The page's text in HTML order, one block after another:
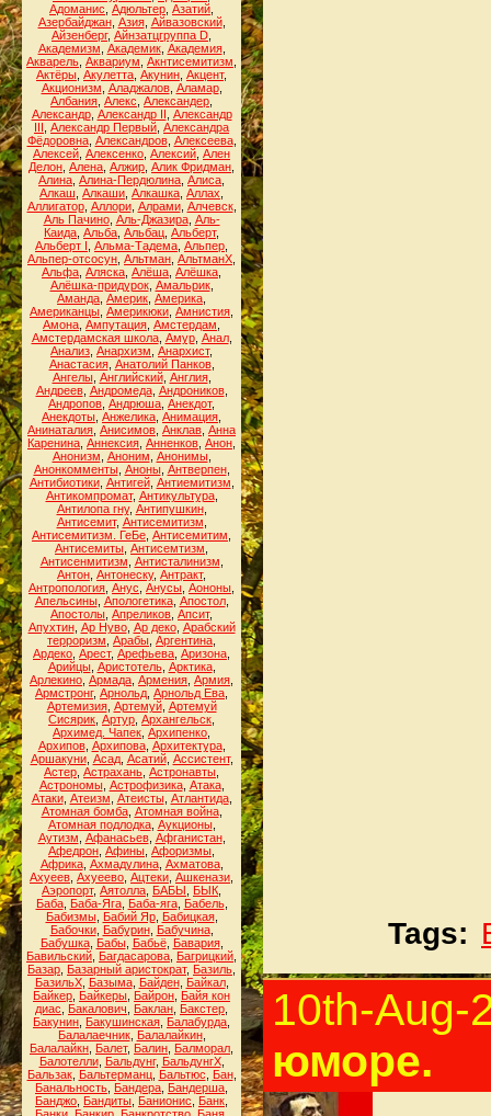
Адоманис Адюльтер Азатий
Азербайджан, Азия, Айвазовский,
Айзенберг, Айнзатцгруппа D
Академизм Академик, Академия,
Акварель Аквариум Акнтисемитизм
Актёры Акулетта Акунин Акцент,
Акционизм Аладжалов, Аламар,
Албания Алекс Александер
Александр, Александр II Александр
III Александр Первый Александра
Фёдоровна, Александров, Алексеева,
Алексей Алексенко Алексий Ален
Делон Алена Алжир Алик Фридман
Алина Алина-Пердюлина Алиса
Алкаш Алкаши Алкашка Аллах
Аллигатор, Аллори, Алрами, Алчевск,
Аль Пачино, Аль-Джазира, Аль-
Каида Альба Альбац Альберт,
Альберт I Альма-Тадема Альпер
Альпер-отсосун Альтман АльтманХ
Альфа Аляска Алёша Алёшка
Алёшка-придурок, Амальрик,
Аманда Америк Америка
Американцы Америкюки Амнистия
Амона Ампутация Амстердам
Амстердамская школа, Амур, Анал,
Анализ Анархизм Анархист,
Анастасия, Анатолий Панков,
Ангелы, Английский, Англия,
Андреев, Андромеда, Андроников,
Андропов Андрюша Анекдот,
Анекдоты Анжелика Анимация
Анинаталия Анисимов Анклав Анна
Каренина Аннексия Анненков Анон
Анонизм Аноним Анонимы,
Анонкомменты, Аноны, Антверпен,
Антибиотики, Антигей, Антиемитизм
Антикомпромат, Антикультура,
Антилопа гну, Антипушкин,
Антисемит, Антисемитизм
Антисемитизм. ГеБе Антисемитим
Антисемиты Антисемтизм
Антисенмитизм Антисталинизм
Антон Антонеску, Антракт,
Антропология Анус Анусы Аононы
Апельсины, Апологетика, Апостол,
Апостолы Апреликов Апсит,
Апухтин, Ар Нуво, Ар деко, Арабский
терроризм Арабы Аргентина
Ардеко Арест, Арефьева Аризона
Арийцы, Аристотель, Арктика,
Арлекино Армада Армения Армия
Армстронг, Арнольд Арнольд Ева
Артемизия, Артемуй, Артемуй
Сисярик Артур Архангельск
Архимед. Чапек Архипенко
Архипов, Архипова, Архитектура,
Аршакуни, Асад, Асатий, Ассистент,
Астер Астрахань Астронавты
Астрономы, Астрофизика, Атака,
Атаки, Атеизм Атеисты, Атлантида,
Атомная бомба, Атомная война,
Атомная подлодка, Аукционы,
Аутизм Афанасьев, Афганистан,
Афедрон Афины Афоризмы
Африка, Ахмадулина, Ахматова,
Ахуеев Ахуеево Ацтеки Ашкенази
Аэропорт, Аятолла БАБЫ БЫК
Баба, Баба-Яга, Баба-яга, Бабель,
Бабизмы, Бабий Яр, Бабицкая,
Бабочки, Бабурин, Бабучина,
Бабушка, Бабы, Бабьё, Бавария,
Бавильский Багдасарова Багрицкий
Базар Базарный аристократ, Базиль
БазильХ, Базыма, Байден, Байкал,
Байкер Байкеры Байрон Байя кон
диас
Бакалович Баклан Бакстер
Бакунин Бакушинская Балабурда
Балалаечник, Балалайкин,
Балалайкн Балет, Балин Балморал
Балотелли, Бальдунг, БальдунгХ,
Бальзак, Бальтерманц, Бальтюс Бан,
Банальность Бандера Бандерша
Банджо Бандиты Банионис Банк
Tags:
10th-Aug-
юморе.